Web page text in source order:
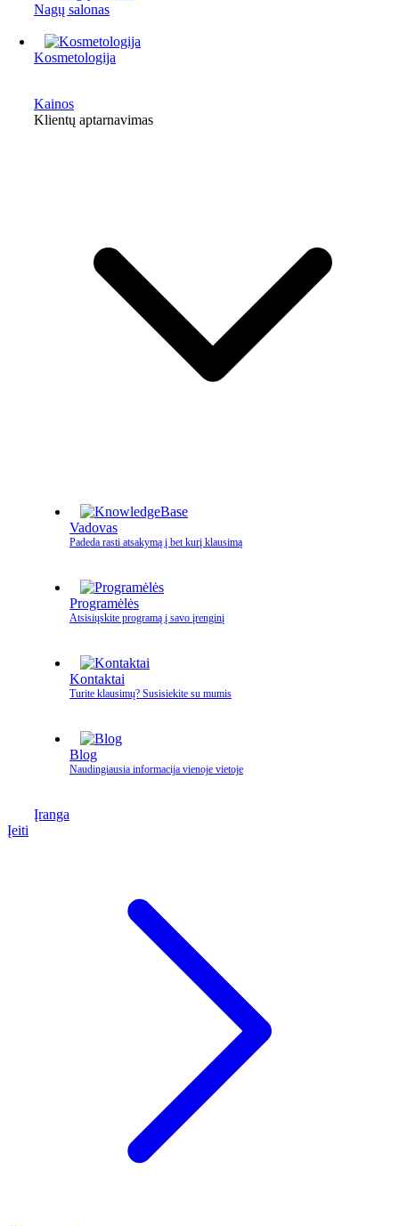
Nagų salonas
Kosmetologija
Kainos
Klientų aptarnavimas
Vadovas
Padeda rasti atsakymą į bet kurį klausimą
Programėlės
Atsisiųskite programą į savo įrenginį
Kontaktai
Turite klausimų? Susisiekite su mumis
Blog
Naudingiausia informacija vienoje vietoje
Įranga
Įeiti